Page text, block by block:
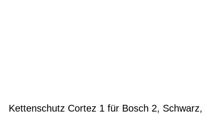
Kettenschutz Cortez 1 für Bosch 2, Schwarz,